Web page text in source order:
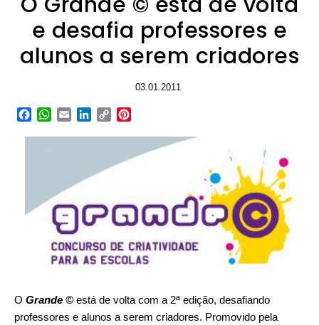
e desafia professores e
alunos a serem criadores
03.01.2011
Facebook
WhatsApp
EmailLinkedIn
Copy
O Grande © está de volta com a 2ª edição, desafiando
professores e alunos a serem criadores. Promovido pela